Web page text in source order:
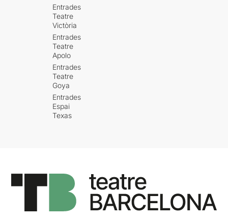
Entrades
Teatre
Victòria
Entrades
Teatre
Apolo
Entrades
Teatre
Goya
Entrades
Espai
Texas